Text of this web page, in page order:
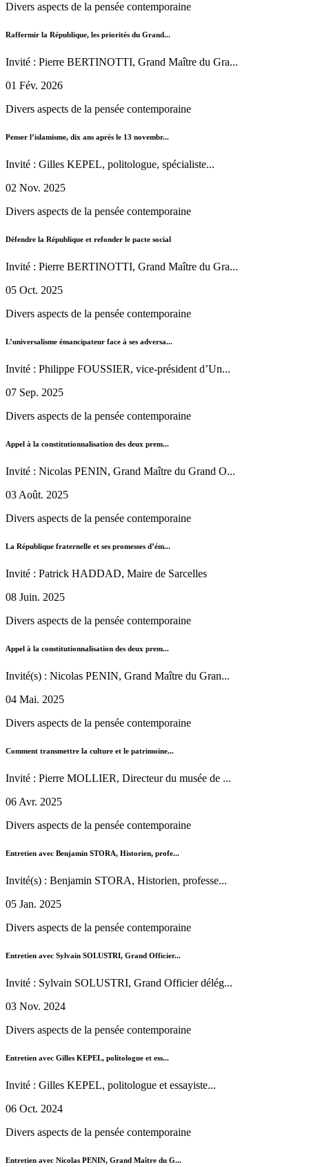
Divers aspects de la pensée contemporaine
Raffermir la République, les priorités du Grand...
Invité : Pierre BERTINOTTI, Grand Maître du Gra...
01 Fév. 2026
Divers aspects de la pensée contemporaine
Penser l’islamisme, dix ans après le 13 novembr...
Invité : Gilles KEPEL, politologue, spécialiste...
02 Nov. 2025
Divers aspects de la pensée contemporaine
Défendre la République et refonder le pacte social
Invité : Pierre BERTINOTTI, Grand Maître du Gra...
05 Oct. 2025
Divers aspects de la pensée contemporaine
L’universalisme émancipateur face à ses adversa...
Invité : Philippe FOUSSIER, vice-président d’Un...
07 Sep. 2025
Divers aspects de la pensée contemporaine
Appel à la constitutionnalisation des deux prem...
Invité : Nicolas PENIN, Grand Maître du Grand O...
03 Août. 2025
Divers aspects de la pensée contemporaine
La République fraternelle et ses promesses d’ém...
Invité : Patrick HADDAD, Maire de Sarcelles
08 Juin. 2025
Divers aspects de la pensée contemporaine
Appel à la constitutionnalisation des deux prem...
Invité(s) : Nicolas PENIN, Grand Maître du Gran...
04 Mai. 2025
Divers aspects de la pensée contemporaine
Comment transmettre la culture et le patrimoine...
Invité : Pierre MOLLIER, Directeur du musée de ...
06 Avr. 2025
Divers aspects de la pensée contemporaine
Entretien avec Benjamin STORA, Historien, profe...
Invité(s) : Benjamin STORA, Historien, professe...
05 Jan. 2025
Divers aspects de la pensée contemporaine
Entretien avec Sylvain SOLUSTRI, Grand Officier...
Invité : Sylvain SOLUSTRI, Grand Officier délég...
03 Nov. 2024
Divers aspects de la pensée contemporaine
Entretien avec Gilles KEPEL, politologue et ess...
Invité : Gilles KEPEL, politologue et essayiste...
06 Oct. 2024
Divers aspects de la pensée contemporaine
Entretien avec Nicolas PENIN, Grand Maître du G...